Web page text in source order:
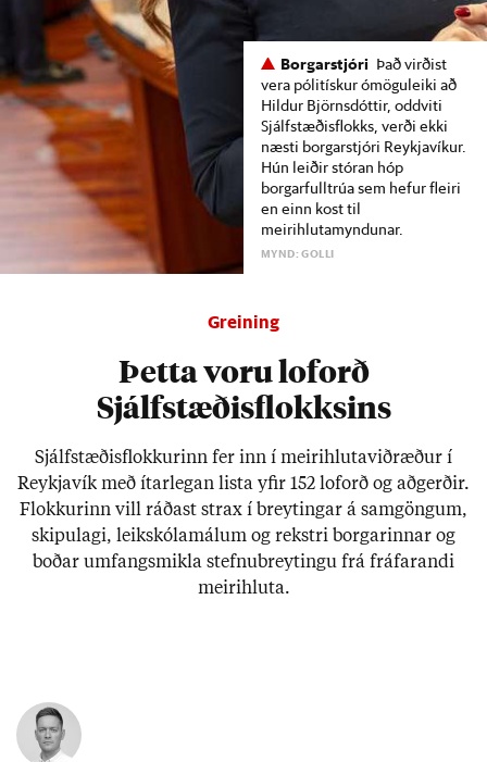
Greining
Þetta voru loforð
Sjálfstæðisflokksins
Sjálf­stæð­is­flokk­ur­inn fer inn í meiri­hluta­við­ræð­ur í
Reykja­vík með ít­ar­leg­an lista yf­ir 152 lof­orð og að­gerð­ir.
Flokk­ur­inn vill ráð­ast strax í breyt­ing­ar á sam­göng­um,
skipu­lagi, leik­skóla­mál­um og rekstri borg­ar­inn­ar og
boð­ar um­fangs­mikla stefnu­breyt­ingu frá frá­far­andi
meiri­hluta.
Borgarstjóri Það virðist
vera pólitískur ómöguleiki að
Hildur Björnsdóttir, oddviti
Sjálfstæðisflokks, verði ekki
næsti borgarstjóri Reykjavíkur.
Hún leiðir stóran hóp
borgarfulltrúa sem hefur fleiri
en einn kost til
meirihlutamyndunar.
MYND: GOLLI